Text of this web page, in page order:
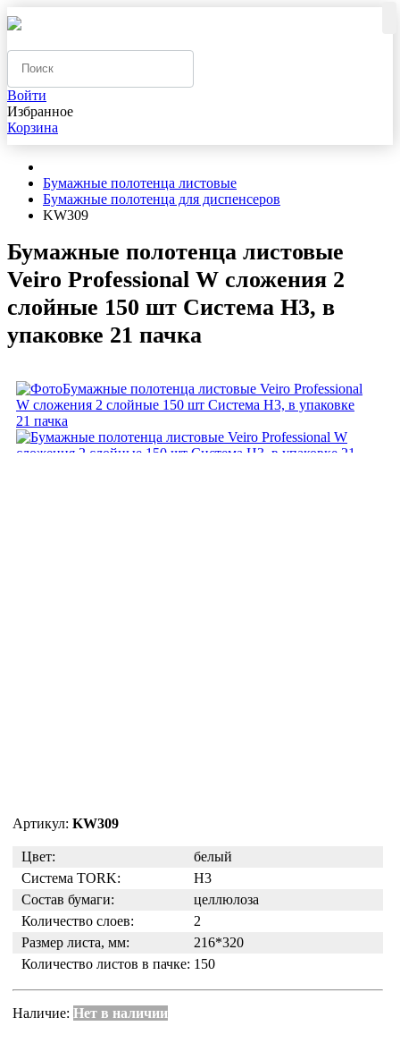
Войти
Избранное
Корзина
Бумажные полотенца листовые
Бумажные полотенца для диспенсеров
KW309
Бумажные полотенца листовые
Veiro Professional W сложения 2
слойные 150 шт Система H3, в
упаковке 21 пачка
Артикул: KW309
Цвет:
белый
Система TORK:
H3
Состав бумаги:
целлюлоза
Количество слоев:
2
Размер листа, мм:
216*320
Количество листов в пачке: 150
Наличие: Нет в наличии